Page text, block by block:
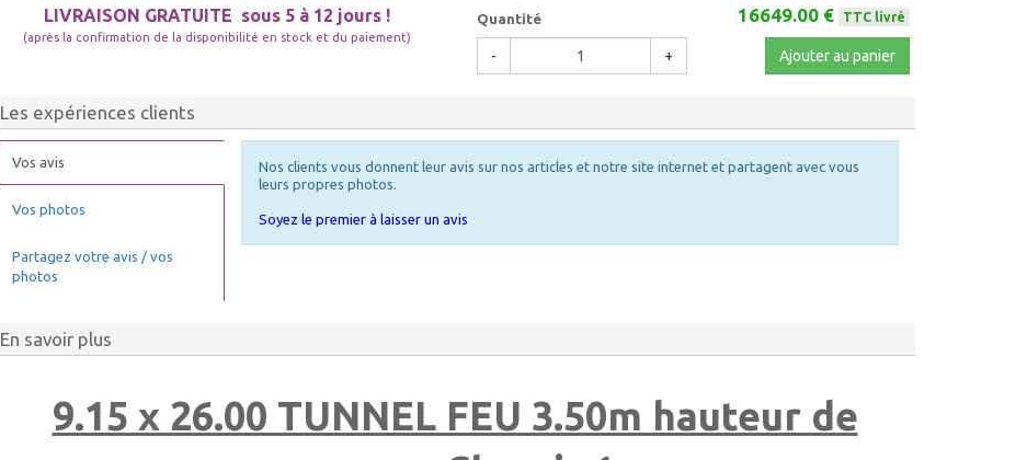
LIVRAISON GRATUITE sous 5 à 12 jours !
(après la confirmation de la disponibilité en stock et du paiement)
Quantité
- +
16649.00 € TTC livré
Ajouter au panier
Les expériences clients
Vos avis
Vos photos
Partagez votre avis / vos
photos
Nos clients vous donnent leur avis sur nos articles et notre site internet et partagent avec vous
leurs propres photos.
Soyez le premier à laisser un avis
En savoir plus
9.15 x 26.00 TUNNEL FEU 3.50m hauteur de